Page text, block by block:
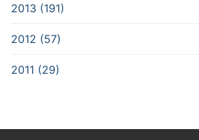
2013 (191)
2012 (57)
2011 (29)